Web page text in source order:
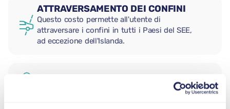
ATTRAVERSAMENTO DEI CONFINI
Questo costo permette all'utente di
attraversare i confini in tutti i Paesi del SEE,
ad eccezione dell'Islanda.